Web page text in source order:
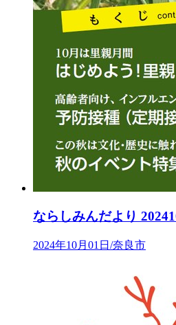
ならしみんだより
2024年10月01日/奈良市